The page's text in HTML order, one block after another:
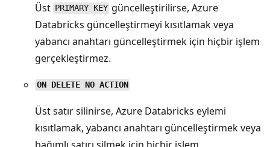
Üst PRIMARY KEY güncelleştirilirse, Azure
Databricks güncelleştirmeyi kısıtlamak veya
yabancı anahtarı güncelleştirmek için hiçbir işlem
gerçekleştirmez.
ON DELETE NO ACTION
Üst satır silinirse, Azure Databricks eylemi
kısıtlamak, yabancı anahtarı güncelleştirmek veya
bağımlı satırı silmek için hiçbir işlem